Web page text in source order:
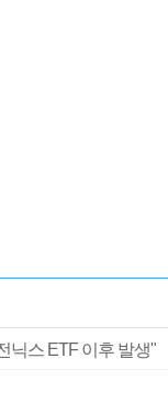
닉스 ETF 이후 발생"